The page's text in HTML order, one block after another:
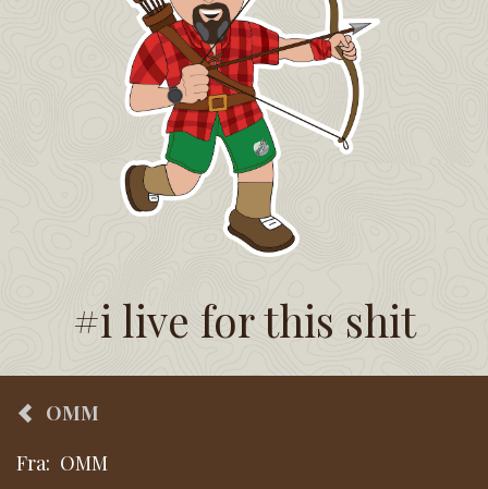
#i live for this shit
OMM
Fra: OMM